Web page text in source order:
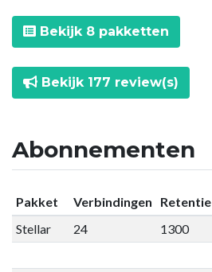
Bekijk 8 pakketten
Bekijk 177 review(s)
Abonnementen
Pakket Verbindingen Retentie
Stellar
24 1300